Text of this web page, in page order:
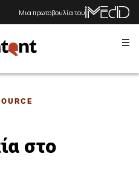
Μια πρωτοβουλία του
στο